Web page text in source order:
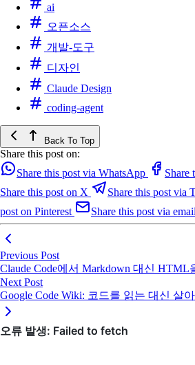
ai
오픈소스
개발-도구
디자인
Claude Design
coding-agent
Back To Top
Share this post on:
Share this post via WhatsApp
Share
Share this post on X
Share this post via
post on Pinterest
Share this post via email
Previous Post
Claude Code에서 Markdown 대신 HTML
Next Post
Google Code Wiki: 코드를 읽는 대신 살